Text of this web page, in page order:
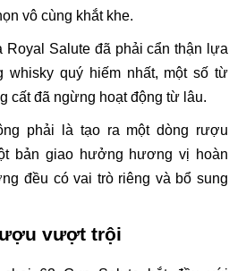
vô cùng khắt khe.
Royal Salute đã phải cẩn thận lựa
whisky quý hiếm nhất, một số từ
cất đã ngừng hoạt động từ lâu.
phải là tạo ra một dòng rượu
bản giao hưởng hương vị hoàn
đều có vai trò riêng và bổ sung
vượt trội